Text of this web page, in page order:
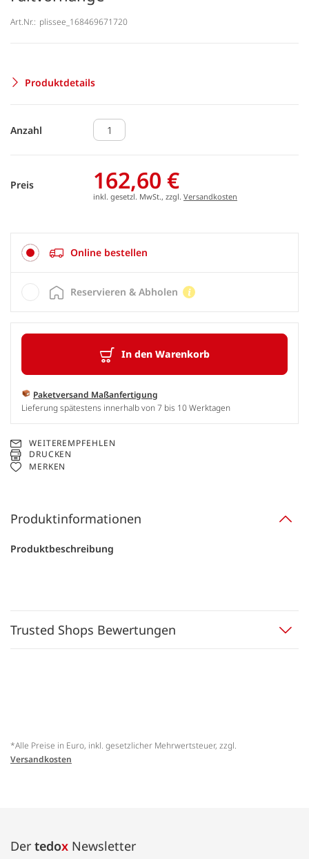
Art.Nr.: plissee_168469671720
Produktdetails
Anzahl
Preis 162,60 €
inkl. gesetzl. MwSt., zzgl. Versandkosten
Online bestellen
In den Warenkorb
Paketversand Maßanfertigung
Lieferung spätestens innerhalb von 7 bis 10 Werktagen
Reservieren & Abholen
WEITEREMPFEHLEN
DRUCKEN
MERKEN
Produktinformationen
Produktbeschreibung
Trusted Shops Bewertungen
*Alle Preise in Euro, inkl. gesetzlicher Mehrwertsteuer, zzgl.
Versandkosten
Der tedox Newsletter